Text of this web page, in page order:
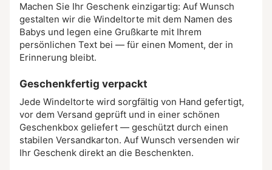
Machen Sie Ihr Geschenk einzigartig: Auf Wunsch
gestalten wir die Windeltorte mit dem Namen des
Babys und legen eine Grußkarte mit Ihrem
persönlichen Text bei — für einen Moment, der in
Erinnerung bleibt.
Geschenkfertig verpackt
Jede Windeltorte wird sorgfältig von Hand gefertigt,
vor dem Versand geprüft und in einer schönen
Geschenkbox geliefert — geschützt durch einen
stabilen Versandkarton. Auf Wunsch versenden wir
Ihr Geschenk direkt an die Beschenkten.